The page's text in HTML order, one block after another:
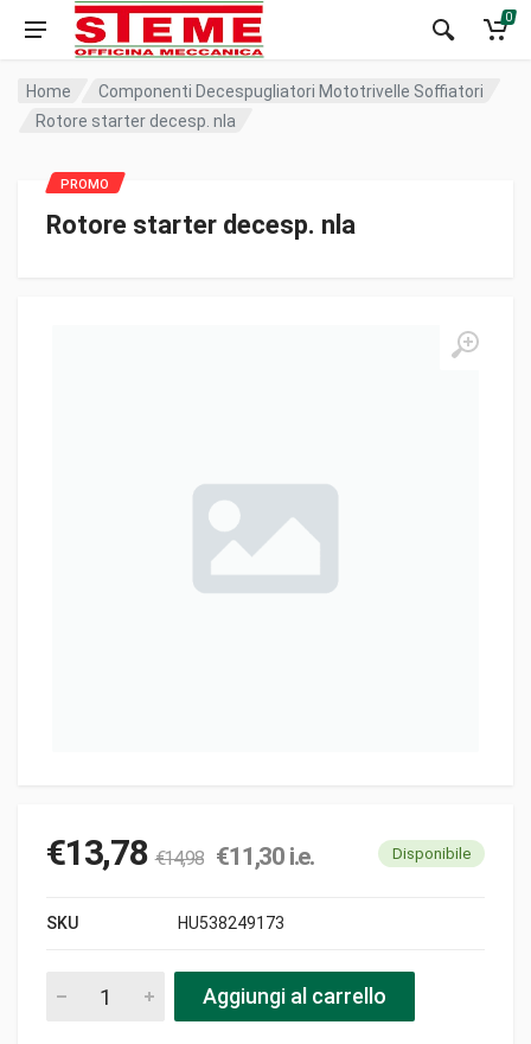
0
Home
Componenti Decespugliatori Mototrivelle Soffiatori
Rotore starter decesp. nla
Rotore starter decesp. nla
€13,78 €14,98 €11,30 i.e. Disponibile
SKU HU538249173
Rotore starter decesp. nla pezziAggiungi al carrello